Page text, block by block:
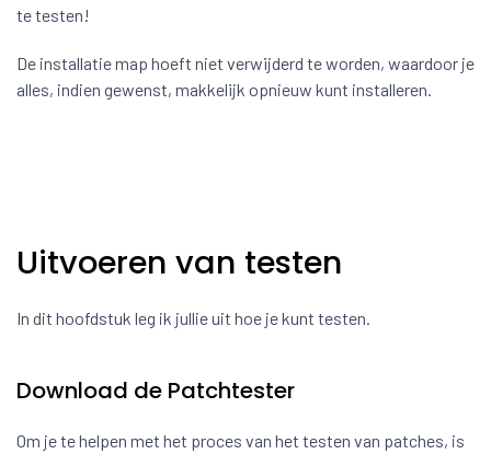
te testen!
De installatie map hoeft niet verwijderd te worden, waardoor je
alles, indien gewenst, makkelijk opnieuw kunt installeren.
Uitvoeren van testen
In dit hoofdstuk leg ik jullie uit hoe je kunt testen.
Download de Patchtester
Om je te helpen met het proces van het testen van patches, is